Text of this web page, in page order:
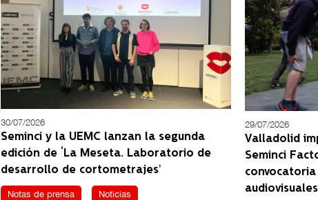
30/07/2026
Seminci y la UEMC lanzan la segunda
edición de ‘La Meseta. Laboratorio de
desarrollo de cortometrajes’
Notas de prensa Noticias
29/07/2026
Valladolid
Seminci
audiovisuales